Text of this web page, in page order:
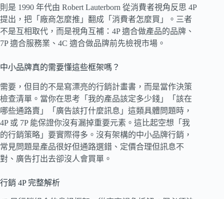
則是 1990 年代由 Robert Lauterborn 從消費者視角反思 4P
提出，把「廠商怎麼推」翻成「消費者怎麼買」。三者
不是互相取代，而是視角互補：4P 適合做產品的品牌、
7P 適合服務業、4C 適合做品牌前先檢視市場。
中小品牌真的需要懂這些框架嗎？
需要，但目的不是寫漂亮的行銷計畫書，而是當作決策
檢查清單。當你在思考「我的產品該定多少錢」「該在
哪些通路賣」「廣告該打什麼訊息」這類具體問題時，
4P 或 7P 能保證你沒有漏掉重要元素。這比起空想「我
的行銷策略」要實際得多。沒有架構的中小品牌行銷，
常見問題是產品很好但通路選錯、定價合理但訊息不
對、廣告打出去卻沒人會買單。
行銷 4P 完整解析